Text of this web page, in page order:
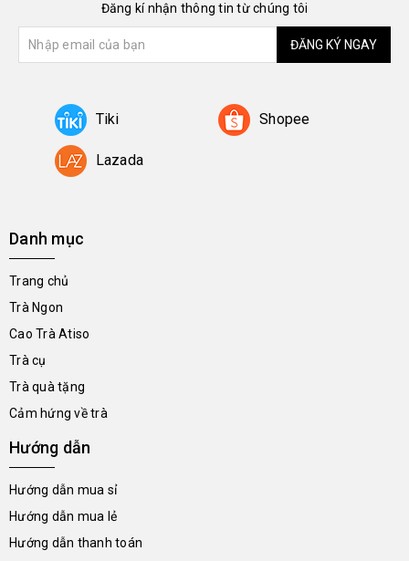
Đăng kí nhận thông tin từ chúng tôi
ĐĂNG KÝ NGAY
Tiki Shopee
Lazada
Danh mục
Trang chủ
Trà Ngon
Cao Trà Atiso
Trà cụ
Trà quà tặng
Cảm hứng về trà
Hướng dẫn
Hướng dẫn mua sỉ
Hướng dẫn mua lẻ
Hướng dẫn thanh toán